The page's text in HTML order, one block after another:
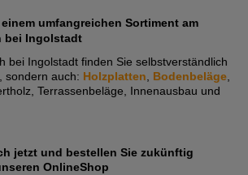
umfangreichen Sortiment am
bei Ingolstadt
bei Ingolstadt finden Sie selbstverständlich
sondern auch: Holzplatten, Bodenbeläge,
Terrassenbeläge, Innenausbau und
jetzt und bestellen Sie zukünftig
OnlineShop